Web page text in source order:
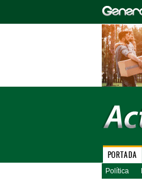
PORTADA
Política